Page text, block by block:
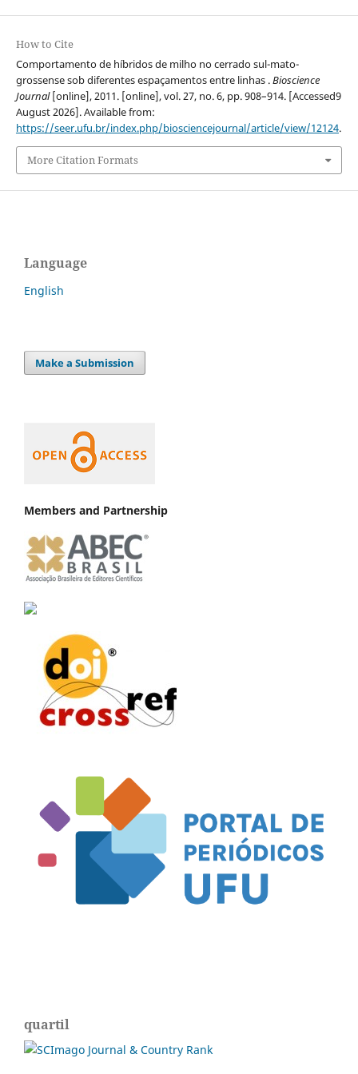
How to Cite
Comportamento de híbridos de milho no cerrado sul-mato-
grossense sob diferentes espaçamentos entre linhas .Bioscience
Journal[online], 2011. [online], vol. 27, no. 6, pp. 908–914. [Accessed9
August 2026]. Available from:
https://seer.ufu.br/index.php/biosciencejournal/article/view/12124.
More Citation Formats
Language
English
Make a Submission
Members and Partnership
quartil